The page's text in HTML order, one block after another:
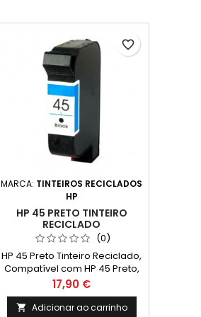
MARCA: TINTEIROS RECICLADOS
HP
HP 45 PRETO TINTEIRO
RECICLADO
(0)
HP 45 Preto Tinteiro Reciclado,
Compatível com HP 45 Preto,
HP Nº 45 51645AE
Preço
17,90 €
 Adicionar ao carrinho
favorite_border